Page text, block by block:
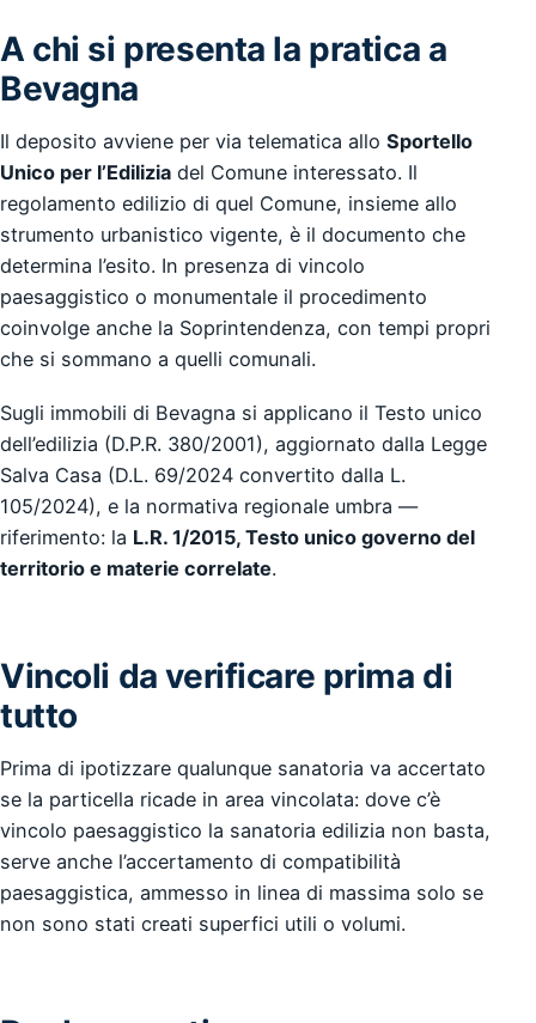
A chi si presenta la pratica a
Bevagna
Il deposito avviene per via telematica allo Sportello
Unico per l’Edilizia del Comune interessato. Il
regolamento edilizio di quel Comune, insieme allo
strumento urbanistico vigente, è il documento che
determina l’esito. In presenza di vincolo
paesaggistico o monumentale il procedimento
coinvolge anche la Soprintendenza, con tempi propri
che si sommano a quelli comunali.
Sugli immobili di Bevagna si applicano il Testo unico
dell’edilizia (D.P.R. 380/2001), aggiornato dalla Legge
Salva Casa (D.L. 69/2024 convertito dalla L.
105/2024), e la normativa regionale umbra —
riferimento: la L.R. 1/2015, Testo unico governo del
territorio e materie correlate.
Vincoli da verificare prima di
tutto
Prima di ipotizzare qualunque sanatoria va accertato
se la particella ricade in area vincolata: dove c’è
vincolo paesaggistico la sanatoria edilizia non basta,
serve anche l’accertamento di compatibilità
paesaggistica, ammesso in linea di massima solo se
non sono stati creati superfici utili o volumi.